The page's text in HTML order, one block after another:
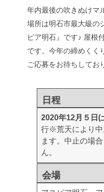
年内最後の吹きぬけマ
場所は明石市最大級の
ピア明石』です♪ 屋根
です。今年の締めくく
ご応募をお待ちしてお
日程
2020年12月５日(
行※荒天により中
ます。中止の場
ん。
会場